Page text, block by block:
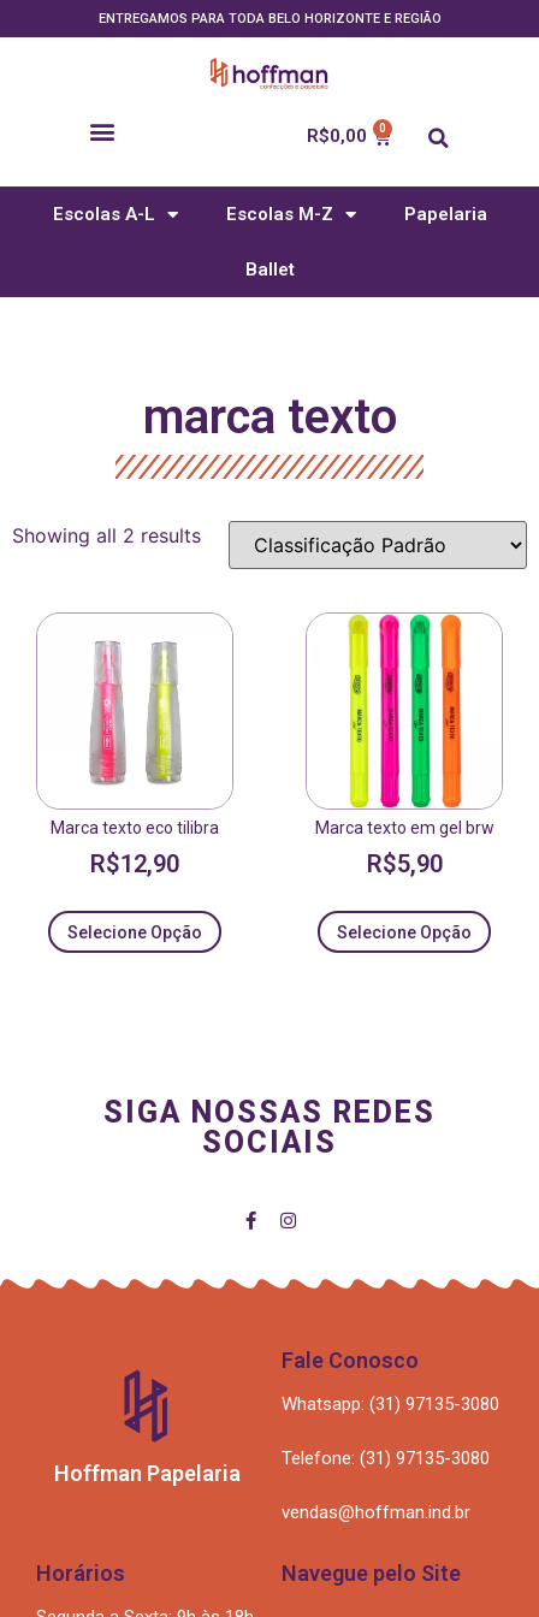
ENTREGAMOS PARA TODA BELO HORIZONTE E REGIÃO
R$0,00
Escolas A-L Escolas M-Z Papelaria
Ballet
marca texto
Showing all 2 results
Marca texto eco tilibra
R$12,90
Selecione Opção
Marca texto em gel brw
R$5,90
Selecione Opção
SIGA NOSSAS REDES
SOCIAIS
Hoffman Papelaria
Fale Conosco
Whatsapp: (31) 97135-3080
Telefone: (31) 97135-3080
vendas@hoffman.ind.br
Horários Navegue pelo Site